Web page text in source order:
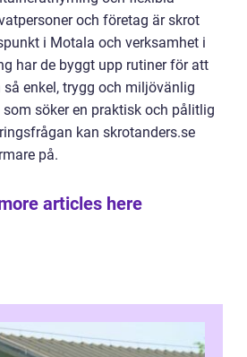
och företag är skrot
i Motala och verksamhet i
har de byggt upp rutiner för att
enkel, trygg och miljövänlig
söker en praktisk och pålitlig
kan skrotanders.se
på.
articles here